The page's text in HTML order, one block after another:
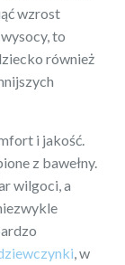
wzrost
to
również
i jakość.
z bawełny.
wilgoci, a
, w